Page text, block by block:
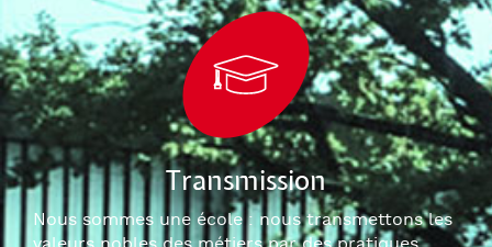
Transmission
Nous sommes une école : nous transmettons les